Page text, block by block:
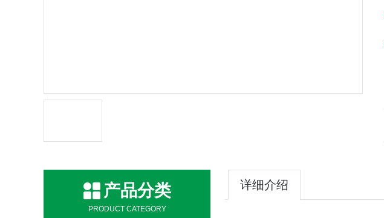
产品分类
PRODUCT CATEGORY
详细介绍